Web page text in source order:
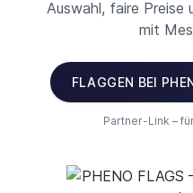
Auswahl, faire
mit
FLAGGEN BEI
Partner-Link –